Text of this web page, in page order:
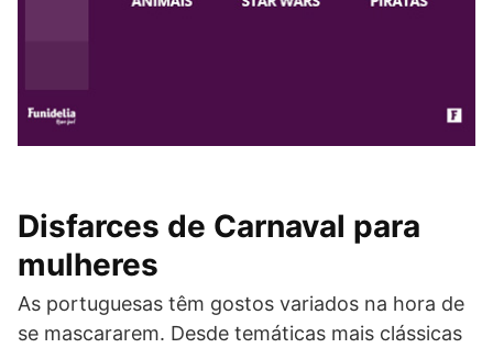
Disfarces de Carnaval para
mulheres
As portuguesas têm gostos variados na hora de
se mascararem. Desde temáticas mais clássicas